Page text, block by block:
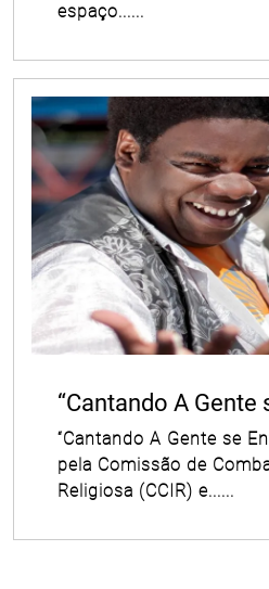
espaço......
“Cantando A Gente
“Cantando A Gente se
pela Comissão de
Religiosa (CCIR) e......